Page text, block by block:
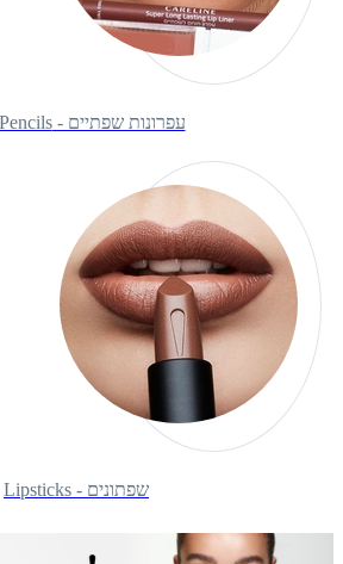
עפרונות שפתיים - Lip Pencils
שפתונים - Lipsticks